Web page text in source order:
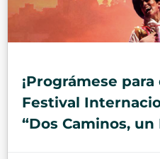
¡Prográmese
Festival
“Dos Caminos,